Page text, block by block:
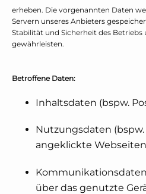
erheben. Die vorgenannten Daten
Servern unseres Anbieters
Stabilität und Sicherheit des Betriebs
gewährleisten.
Betroffene Daten:
Inhaltsdaten (bspw.
Nutzungsdaten
angeklickte
über das genutzte